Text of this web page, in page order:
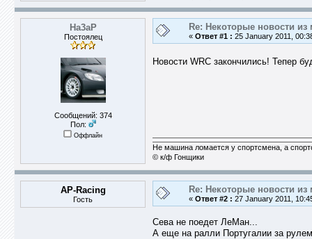
Ha3aP
Постоялец
Сообщений: 374
Пол:
Оффлайн
Re: Некоторые новости
« Ответ #1 : 25 January 2011,
Новости WRC закончились! Тепер
Не машина ломается у спортсмена, а
© к/ф Гонщики
AP-Racing
Гость
Re: Некоторые новости
« Ответ #2 : 27 January 2011,
Сева не поедет ЛеМан...
А еще на ралли Португалии за